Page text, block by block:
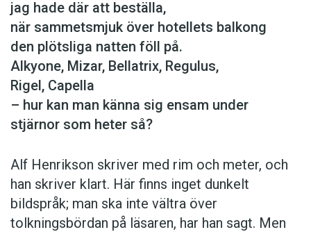
jag hade där att beställa,
när sammetsmjuk över hotellets balkong
den plötsliga natten föll på.
Alkyone, Mizar, Bellatrix, Regulus,
Rigel, Capella
– hur kan man känna sig ensam under
stjärnor som heter så?
Alf Henrikson skriver med rim och meter, och
han skriver klart. Här finns inget dunkelt
bildspråk; man ska inte vältra över
tolkningsbördan på läsaren, har han sagt. Men